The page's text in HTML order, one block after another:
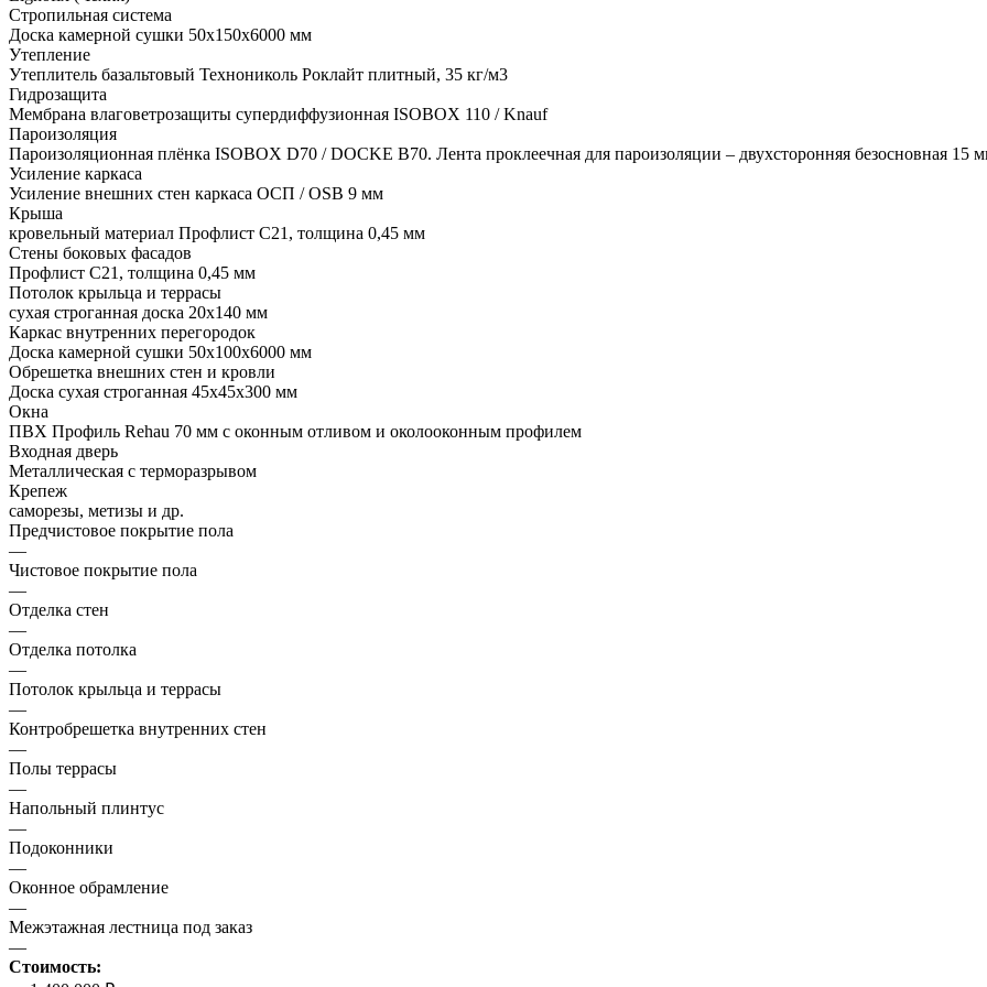
Стропильная система
Доска камерной сушки 50х150х6000 мм
Утепление
Утеплитель базальтовый Технониколь Роклайт плитный, 35 кг/м3
Гидрозащита
Мембрана влаговетрозащиты супердиффузионная ISOBOX 110 / Knauf
Пароизоляция
Пароизоляционная плёнка ISOBOX D70 / DOCKЕ B70. Лента проклеечная для пароизоляции – двухсторонняя безосновная 15
Усиление каркаса
Усиление внешних стен каркаса ОСП / OSB 9 мм
Крыша
кровельный материал Профлист С21, толщина 0,45 мм
Стены боковых фасадов
Профлист С21, толщина 0,45 мм
Потолок крыльца и террасы
сухая строганная доска 20х140 мм
Каркас внутренних перегородок
Доска камерной сушки 50х100х6000 мм
Обрешетка внешних стен и кровли
Доска сухая строганная 45х45х300 мм
Окна
ПВХ Профиль Rehau 70 мм с оконным отливом и околооконным профилем
Входная дверь
Металлическая с терморазрывом
Крепеж
саморезы, метизы и др.
Предчистовое покрытие пола
—
Чистовое покрытие пола
—
Отделка стен
—
Отделка потолка
—
Потолок крыльца и террасы
—
Контробрешетка внутренних стен
—
Полы террасы
—
Напольный плинтус
—
Подоконники
—
Оконное обрамление
—
Межэтажная лестница под заказ
—
Стоимость: